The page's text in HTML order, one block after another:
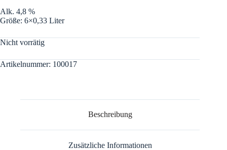
Alk. 4,8 %
Größe: 6×0,33 Liter
Nicht vorrätig
Artikelnummer: 100017
Beschreibung
Zusätzliche Informationen